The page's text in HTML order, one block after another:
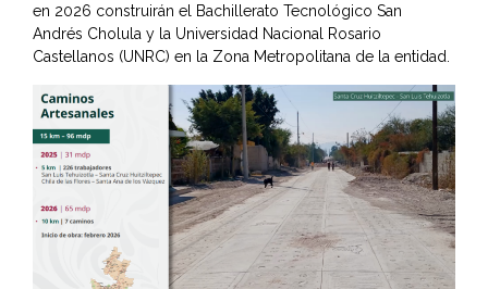
en 2026 construirán el Bachillerato Tecnológico San
Andrés Cholula y la Universidad Nacional Rosario
Castellanos (UNRC) en la Zona Metropolitana de la entidad.